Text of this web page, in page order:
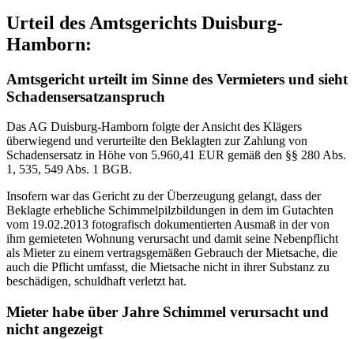
Urteil des Amtsgerichts Duisburg-
Hamborn:
Amtsgericht urteilt im Sinne des Vermieters und sieht
Schadensersatzanspruch
Das AG Duisburg-Hamborn folgte der Ansicht des Klägers
überwiegend und verurteilte den Beklagten zur Zahlung von
Schadensersatz in Höhe von 5.960,41 EUR gemäß den §§ 280 Abs.
1, 535, 549 Abs. 1 BGB.
Insofern war das Gericht zu der Überzeugung gelangt, dass der
Beklagte erhebliche Schimmelpilzbildungen in dem im Gutachten
vom 19.02.2013 fotografisch dokumentierten Ausmaß in der von
ihm gemieteten Wohnung verursacht und damit seine Nebenpflicht
als Mieter zu einem vertragsgemäßen Gebrauch der Mietsache, die
auch die Pflicht umfasst, die Mietsache nicht in ihrer Substanz zu
beschädigen, schuldhaft verletzt hat.
Mieter habe über Jahre Schimmel verursacht und
nicht angezeigt